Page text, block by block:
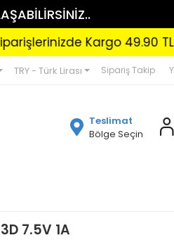
Kargo 49.90 TL
TRY - Türk Lirası Sipariş Takip
Teslimat
Bölge Seçin
7.5V 1A